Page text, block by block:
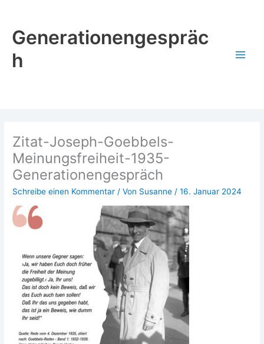
springen
Generationengespräc
h
Zitat-Joseph-Goebbels-
Meinungsfreiheit-1935-
Generationengespräch
Schreibe einen Kommentar / Von Susanne /16. Januar 2024